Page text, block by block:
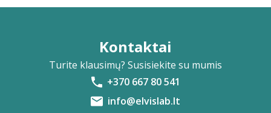
Kontaktai
Turite klausimų? Susisiekite su mumis
+370 667 80 541
info@elvislab.lt